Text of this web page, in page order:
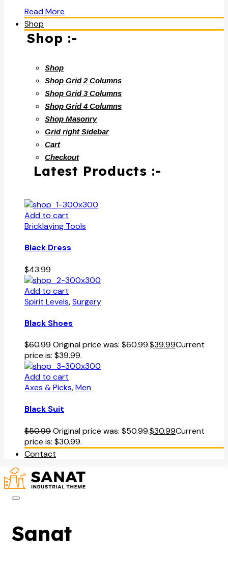
Read More
Shop
Shop :-
Shop
Shop Grid 2 Columns
Shop Grid 3 Columns
Shop Grid 4 Columns
Shop Masonry
Grid right Sidebar
Cart
Checkout
Latest Products :-
Add to cart
Bricklaying Tools
Black Dress
$43.99
Add to cart
Spirit Levels,Surgery
Black Shoes
$60.99Original price was: $60.99.$39.99Current
price is: $39.99.
Add to cart
Axes & Picks,Men
Black Suit
$50.99Original price was: $50.99.$30.99Current
price is: $30.99.
Contact
Sanat